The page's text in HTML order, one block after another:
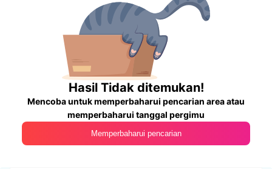
Hasil Tidak ditemukan!
Mencoba untuk memperbaharui pencarian area atau
memperbaharui tanggal pergimu
Memperbaharui pencarian